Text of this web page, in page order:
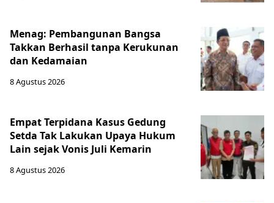
Menag: Pembangunan Bangsa
Takkan Berhasil tanpa Kerukunan
dan Kedamaian
8 Agustus 2026
Empat Terpidana Kasus Gedung
Setda Tak Lakukan Upaya Hukum
Lain sejak Vonis Juli Kemarin
8 Agustus 2026